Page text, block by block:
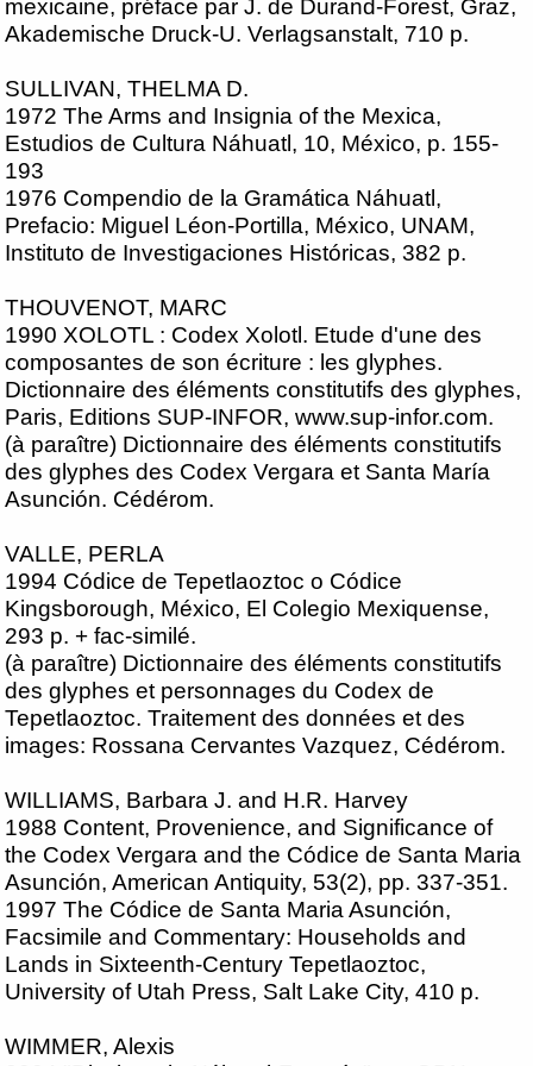
mexicaine, préface par J. de Durand-Forest, Graz,
Akademische Druck-U. Verlagsanstalt, 710 p.
SULLIVAN, THELMA D.
1972 The Arms and Insignia of the Mexica,
Estudios de Cultura Náhuatl, 10, México, p. 155-
193
1976 Compendio de la Gramática Náhuatl,
Prefacio: Miguel Léon-Portilla, México, UNAM,
Instituto de Investigaciones Históricas, 382 p.
THOUVENOT, MARC
1990 XOLOTL : Codex Xolotl. Etude d'une des
composantes de son écriture : les glyphes.
Dictionnaire des éléments constitutifs des glyphes,
Paris, Editions SUP-INFOR, www.sup-infor.com.
(à paraître) Dictionnaire des éléments constitutifs
des glyphes des Codex Vergara et Santa María
Asunción. Cédérom.
VALLE, PERLA
1994 Códice de Tepetlaoztoc o Códice
Kingsborough, México, El Colegio Mexiquense,
293 p. + fac-similé.
(à paraître) Dictionnaire des éléments constitutifs
des glyphes et personnages du Codex de
Tepetlaoztoc. Traitement des données et des
images: Rossana Cervantes Vazquez, Cédérom.
WILLIAMS, Barbara J. and H.R. Harvey
1988 Content, Provenience, and Significance of
the Codex Vergara and the Códice de Santa Maria
Asunción, American Antiquity, 53(2), pp. 337-351.
1997 The Códice de Santa Maria Asunción,
Facsimile and Commentary: Households and
Lands in Sixteenth-Century Tepetlaoztoc,
University of Utah Press, Salt Lake City, 410 p.
WIMMER, Alexis